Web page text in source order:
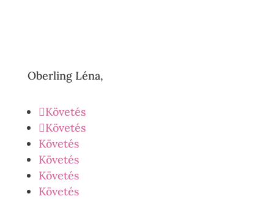
Oberling Léna,
Követés
Követés
Követés
Követés
Követés
Követés